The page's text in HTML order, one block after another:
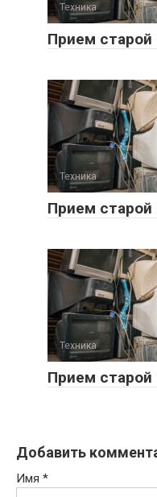
Техника
Прием старой
Техника
Прием старой
Техника
Прием
Добавить
Имя *